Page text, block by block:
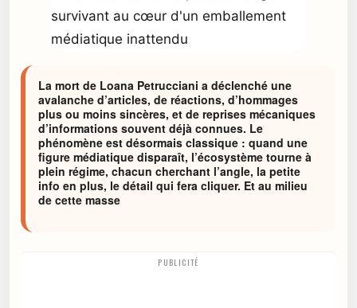
La mort de Loana Petrucciani a déclenché une
avalanche d’articles, de réactions, d’hommages
plus ou moins sincères, et de reprises mécaniques
d’informations souvent déjà connues. Le
phénomène est désormais classique : quand une
figure médiatique disparaît, l’écosystème tourne à
plein régime, chacun cherchant l’angle, la petite
info en plus, le détail qui fera cliquer. Et au milieu
de cette masse
PUBLICITÉ